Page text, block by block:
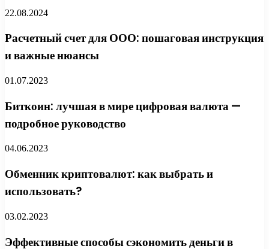
22.08.2024
Расчетный счет для ООО: пошаговая инструкция
и важные нюансы
01.07.2023
Биткоин: лучшая в мире цифровая валюта —
подробное руководство
04.06.2023
Обменник криптовалют: как выбрать и
использовать?
03.02.2023
Эффективные способы сэкономить деньги в